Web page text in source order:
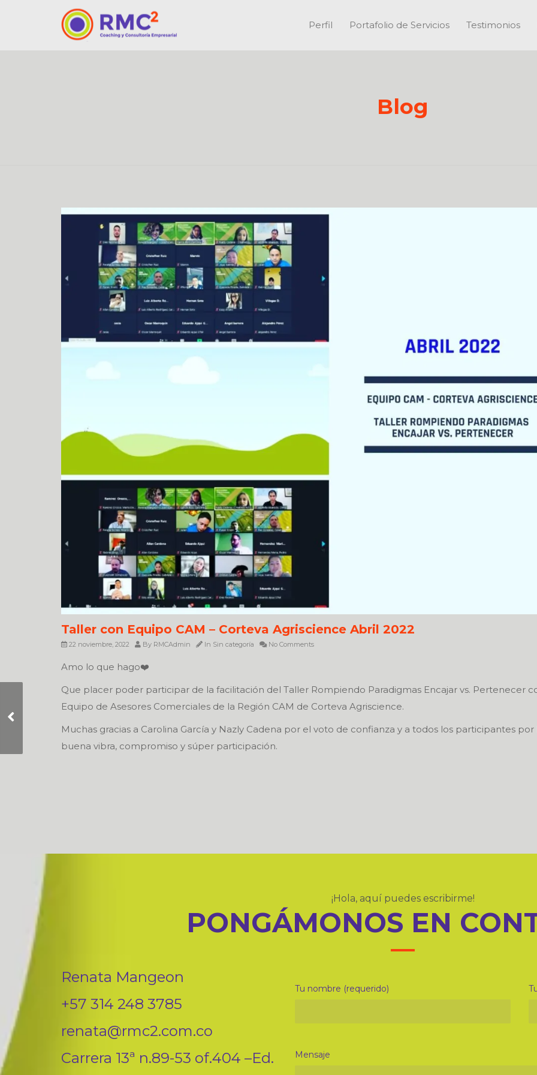
Perfil Portafolio de Servicios Testimonios
Blog
Taller con Equipo CAM – Corteva Agriscience Abril 2022
22 noviembre, 2022 By RMCAdmin In Sin categoría No Comments
Amo lo que hago❤️
Que placer poder participar de la facilitación del Taller Rompiendo Paradigmas Encajar vs. Pertenecer
Equipo de Asesores Comerciales de la Región CAM de Corteva Agriscience.
Muchas gracias a Carolina García y Nazly Cadena por el voto de confianza y a todos los participantes por
buena vibra, compromiso y súper participación.
¡Hola, aquí puedes escribirme!
PONGÁMONOS EN
Renata Mangeon
+57 314 248 3785
renata@rmc2.com.co
Carrera 13ª n.89-53 of.404 –Ed.
Tu nombre (requerido)
Mensaje